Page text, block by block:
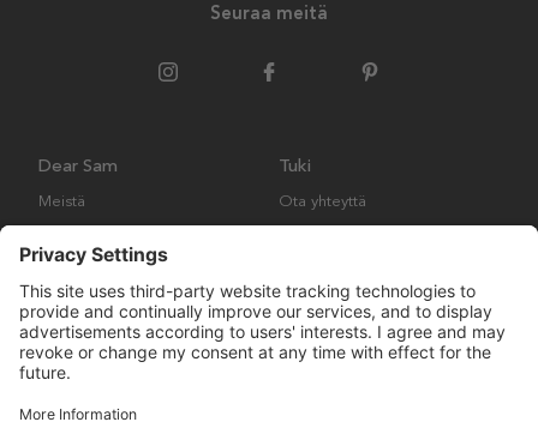
Seuraa meitä
Dear Sam
Meistä
Tuki
Ota yhteyttä
Palautukset ja vaatimukset